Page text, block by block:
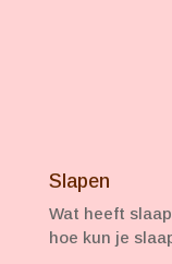
Slapen
Wat heeft
hoe kun je